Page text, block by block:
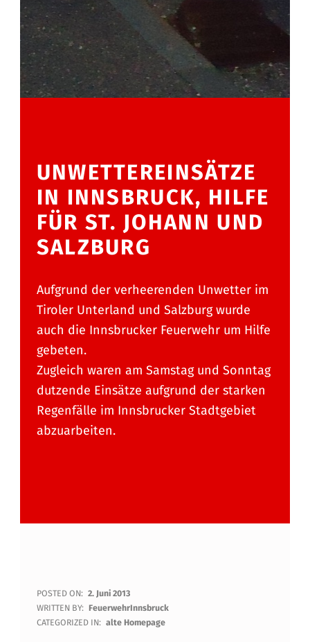
UNWETTEREINSÄTZE
IN INNSBRUCK, HILFE
FÜR ST. JOHANN UND
SALZBURG
Aufgrund der verheerenden Unwetter im
Tiroler Unterland und Salzburg wurde
auch die Innsbrucker Feuerwehr um Hilfe
gebeten.
Zugleich waren am Samstag und Sonntag
dutzende Einsätze aufgrund der starken
Regenfälle im Innsbrucker Stadtgebiet
abzuarbeiten.
U
N
POSTED ON: 2. Juni 2013
WRITTEN BY: FeuerwehrInnsbruck
CATEGORIZED IN: alte Homepage